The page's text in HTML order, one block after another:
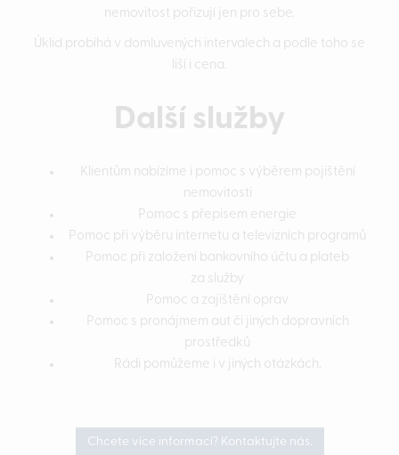
nemovitost pořizují jen pro sebe.
Úklid probíhá v domluvených intervalech a podle toho se
liší i cena.
Další služby
Klientům nabízíme i pomoc s výběrem pojištění
nemovitosti
Pomoc s přepisem energie
Pomoc při výběru internetu a televizních programů
Pomoc při založení bankovního účtu a plateb
za služby
Pomoc a zajištění oprav
Pomoc s pronájmem aut či jiných dopravních
prostředků
Rádi pomůžeme i v jiných otázkách.
Chcete více informací? Kontaktujte nás.